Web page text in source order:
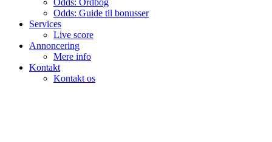
Odds: Ordbog
Odds: Guide til bonusser
Services
Live score
Annoncering
Mere info
Kontakt
Kontakt os